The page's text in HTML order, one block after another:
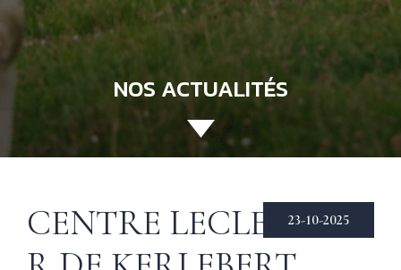
ACCUEIL
ÉCHIRÉ
NOS PRODUITS
NOS ACTUALITÉS
23-10-2025
CENTRE LECLERC —